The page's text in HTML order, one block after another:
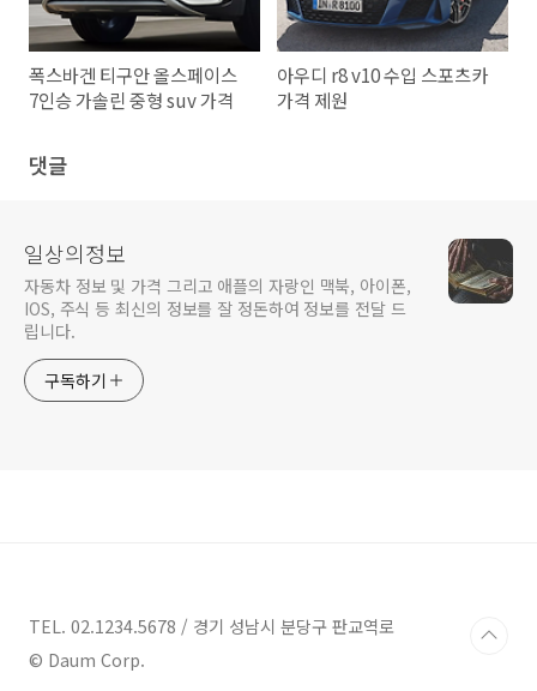
폭스바겐 티구안 올스페이스
7인승 가솔린 중형 suv 가격
아우디 r8 v10 수입 스포츠카
가격 제원
댓글
일상의정보
자동차 정보 및 가격 그리고 애플의 자랑인 맥북, 아이폰,
IOS, 주식 등 최신의 정보를 잘 정돈하여 정보를 전달 드
립니다.
구독하기
TEL. 02.1234.5678 / 경기 성남시 분당구 판교역로
© Daum Corp.